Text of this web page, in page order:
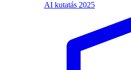
AI kutatás 2025